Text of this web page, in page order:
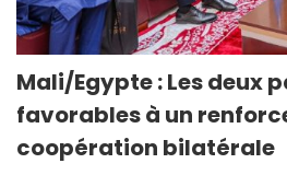
Mali/Egypte : Les deux
favorables à un
coopération bilatérale